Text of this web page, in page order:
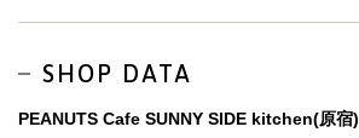
SHOP DATA
PEANUTS Cafe SUNNY SIDE kitchen(原宿)